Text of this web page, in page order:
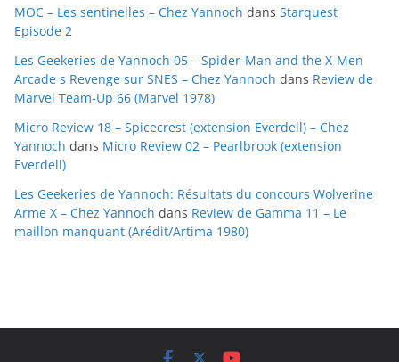
s
MOC – Les sentinelles – Chez Yannoch dans Starquest
Episode 2
Les Geekeries de Yannoch 05 – Spider-Man and the X-Men
Arcade s Revenge sur SNES – Chez Yannoch dans Review de
Marvel Team-Up 66 (Marvel 1978)
Micro Review 18 – Spicecrest (extension Everdell) – Chez
Yannoch dans Micro Review 02 – Pearlbrook (extension
Everdell)
Les Geekeries de Yannoch: Résultats du concours Wolverine
Arme X – Chez Yannoch dans Review de Gamma 11 – Le
maillon manquant (Arédit/Artima 1980)